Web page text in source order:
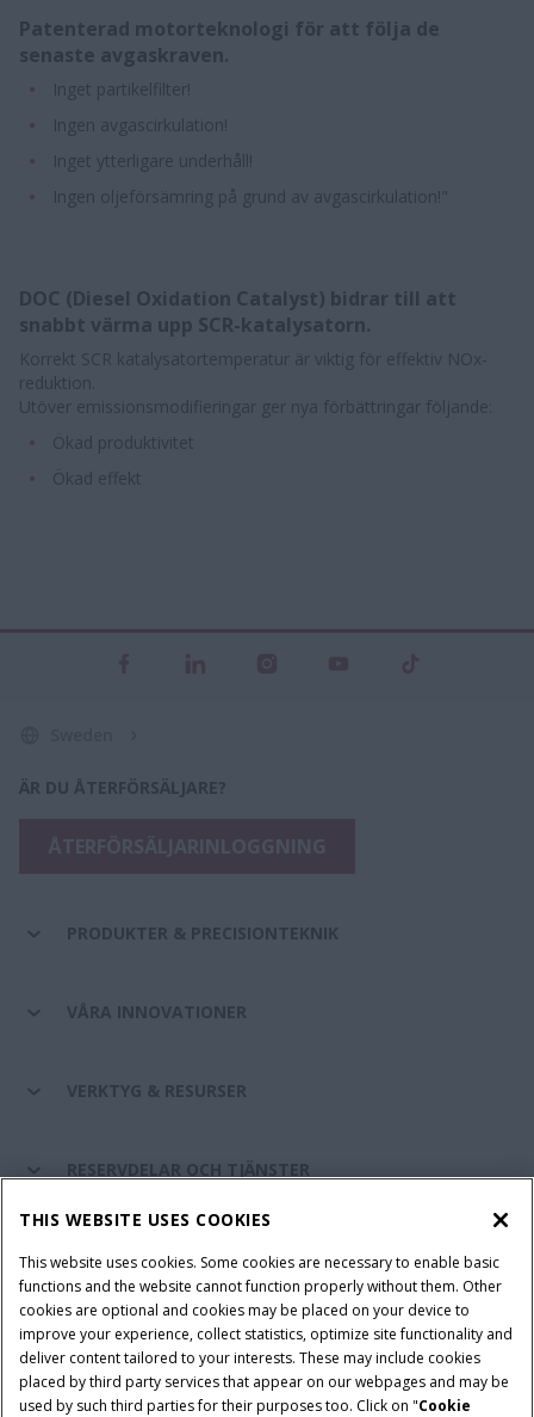
Patenterad motorteknologi för att följa de
senaste avgaskraven.
Inget partikelfilter!
Ingen avgascirkulation!
Inget ytterligare underhåll!
Ingen oljeförsämring på grund av avgascirkulation!"
DOC (Diesel Oxidation Catalyst) bidrar till att
snabbt värma upp SCR-katalysatorn.
Korrekt SCR katalysatortemperatur är viktig för effektiv NOx-
reduktion.
Utöver emissionsmodifieringar ger nya förbättringar följande:
Ökad produktivitet
Ökad effekt
ÄR DU ÅTERFÖRSÄLJARE?
PRODUKTER & PRECISIONTEKNIK
VÅRA INNOVATIONER
VERKTYG & RESURSER
RESERVDELAR OCH TJÄNSTER
Villkor och juridiska meddelanden Privacy Notice
Imprint
Cookie Settings
Telematics Privacy notice
THIS WEBSITE USES COOKIES
This website uses cookies. Some cookies are necessary to enable basic
functions and the website cannot function properly without them. Other
cookies are optional and cookies may be placed on your device to
improve your experience, collect statistics, optimize site functionality and
deliver content tailored to your interests. These may include cookies
placed by third party services that appear on our webpages and may be
used by such third parties for their purposes too. Click on "Cookie